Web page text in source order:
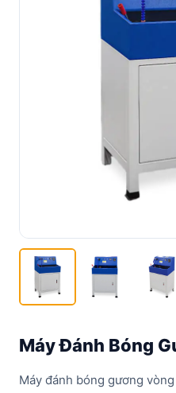
Máy Đánh Bóng
Máy đánh bóng gương